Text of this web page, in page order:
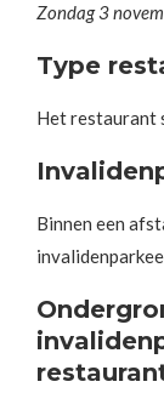
Zondag 3
Type
Het restaurant
Binnen een